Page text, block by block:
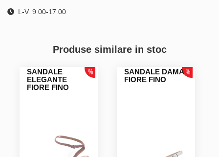
L-V: 9:00-17:00
Produse similare in stoc
SANDALE
ELEGANTE
FIORE FINO
SANDALE DAMA
FIORE FINO